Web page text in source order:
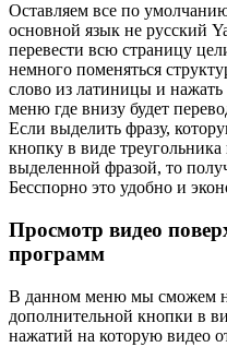
Оставляем все по
основной язык не русский
перевести всю страницу
немного поменяться
слово из латиницы и нажать
меню где внизу будет
Если выделить фразу,
кнопку в виде
выделенной фразой, то
Бесспорно это удобно и
Просмотр видео
программ
В данном меню мы сможем
дополнительной кнопки в
нажатий на которую видео